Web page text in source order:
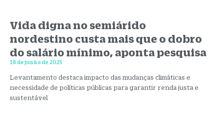
Vida digna no semiárido
nordestino custa mais que o dobro
do salário mínimo, aponta pesquisa
18 de junho de 2025
Levantamento destaca impacto das mudanças climáticas e
necessidade de políticas públicas para garantir renda justa e
sustentável